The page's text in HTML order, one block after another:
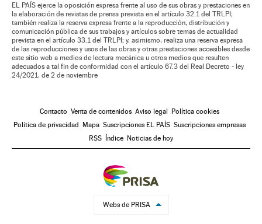
EL PAÍS ejerce la oposición expresa frente al uso de sus obras y prestaciones en
la elaboración de revistas de prensa prevista en el artículo 32.1 del TRLPI;
también realiza la reserva expresa frente a la reproducción, distribución y
comunicación pública de sus trabajos y artículos sobre temas de actualidad
prevista en el artículo 33.1 del TRLPI; y, asimismo, realiza una reserva expresa
de las reproducciones y usos de las obras y otras prestaciones accesibles desde
este sitio web a medios de lectura mecánica u otros medios que resulten
adecuados a tal fin de conformidad con el artículo 67.3 del Real Decreto - ley
24/2021, de 2 de noviembre
Contacto Venta de contenidos Aviso legal Política cookies
Política de privacidad Mapa Suscripciones EL PAÍS Suscripciones empresas
RSS Índice Noticias de hoy
Webs de PRISA